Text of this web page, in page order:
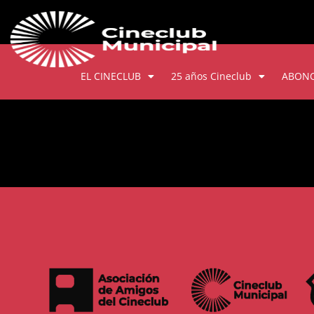
EL CINECLUB 25 años Cineclub